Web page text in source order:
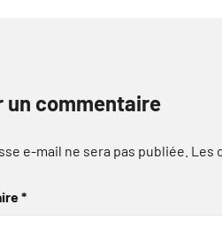
un commentaire
e-mail ne sera pas publiée. Les
*